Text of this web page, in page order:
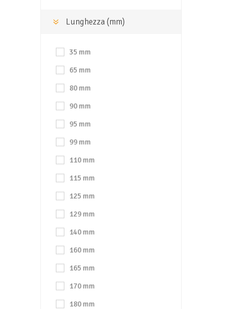
Lunghezza (mm)
35 mm
65 mm
80 mm
90 mm
95 mm
99 mm
110 mm
115 mm
125 mm
129 mm
140 mm
160 mm
165 mm
170 mm
180 mm